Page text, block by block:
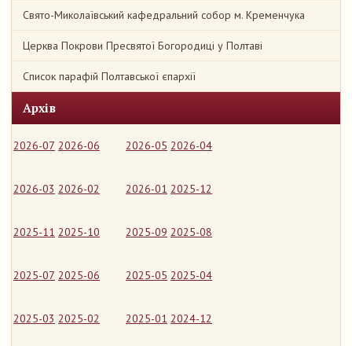
Свято-Миколаївський кафедральний собор м. Кременчука
Церква Покрови Пресвятої Богородиці у Полтаві
Список парафій Полтавської єпархії
Архів
2026-07 2026-06 2026-05 2026-04
2026-03 2026-02 2026-01 2025-12
2025-11 2025-10 2025-09 2025-08
2025-07 2025-06 2025-05 2025-04
2025-03 2025-02 2025-01 2024-12